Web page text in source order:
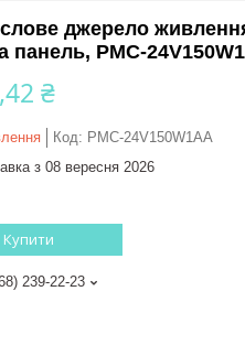
джерело
панель, PMC-
₴
Код: PMC-24V150W1AA
з 08 вересня 2026
Купити
239-22-23